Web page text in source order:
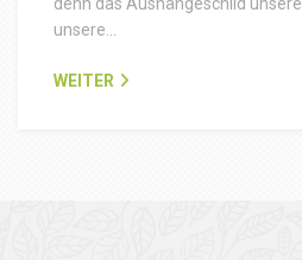
denn das Aushängeschild
unsere…
WEITER